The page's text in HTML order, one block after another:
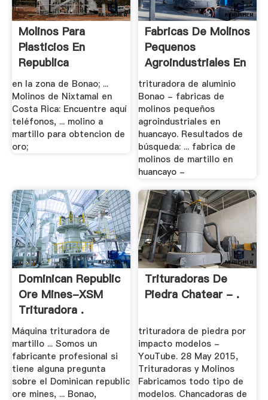
Molinos Para
Plasticios En
Republica
Diominicana
en la zona de Bonao; ...
Molinos de Nixtamal en
Costa Rica: Encuentre aquí
teléfonos, ... molino a
martillo para obtencion de
oro;
Fabricas De Molinos
Pequenos
Agroindustriales En
.
trituradora de aluminio
Bonao - fabricas de
molinos pequeños
agroindustriales en
huancayo. Resultados de
búsqueda: ... fabrica de
molinos de martillo en
huancayo -
Dominican Republic
Ore Mines-XSM
Trituradora .
Máquina trituradora de
martillo ... Somos un
fabricante profesional si
tiene alguna pregunta
sobre el Dominican republic
ore mines, ... Bonao,
Trituradoras De
Piedra Chatear - .
trituradora de piedra por
impacto modelos -
YouTube. 28 May 2015,
Trituradoras y Molinos
Fabricamos todo tipo de
modelos. Chancadoras de